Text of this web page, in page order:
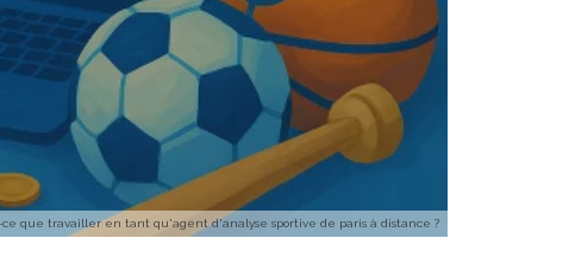
ce que travailler en tant qu'agent d'analyse sportive de paris à distance ?